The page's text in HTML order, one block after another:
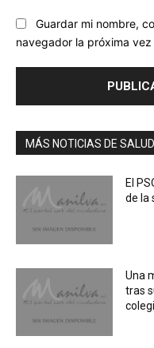
Guardar mi nombre,
navegador la próxima
MÁS NOTICIAS DE SALUD
El
de la
Una
tras